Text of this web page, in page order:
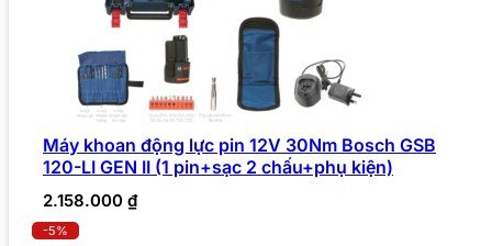
Máy khoan động lực pin 12V 30Nm Bosch GSB
120-LI GEN II (1 pin+sạc 2 chấu+phụ kiện)
2.158.000 ₫
-5%